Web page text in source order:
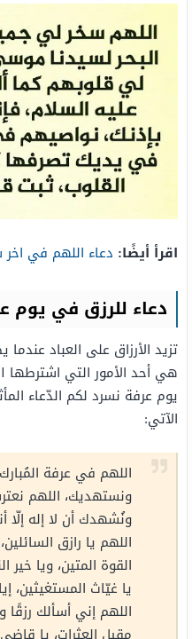
اقرأ أيضًا: دعاء اللهم في
دعاء للرزق في يوم
تزيد الأرزاق على العباد عندما
هي أحد الأمور التي اشترطها
يوم عرفة نسرد لكم الدّعاء
الآتي:
اللهم في عرفة
ونستهديك، اللهم
ونُشهدك أن لا إله
اللهم يا رازق
القوة المتين، ويا خير
يا غيّاث المستغيثين،
اللهم إني أسألك